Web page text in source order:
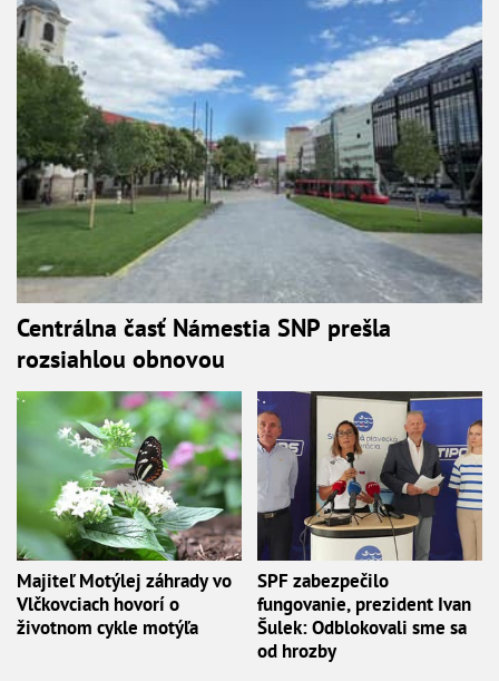
Centrálna časť Námestia SNP prešla
rozsiahlou obnovou
Majiteľ Motýlej záhrady vo
Vlčkovciach hovorí o
životnom cykle motýľa
SPF zabezpečilo
fungovanie, prezident Ivan
Šulek: Odblokovali sme sa
od hrozby